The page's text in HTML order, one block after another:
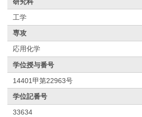
工学
専攻
応用化学
学位授与番号
14401甲第22963号
学位記番号
33634